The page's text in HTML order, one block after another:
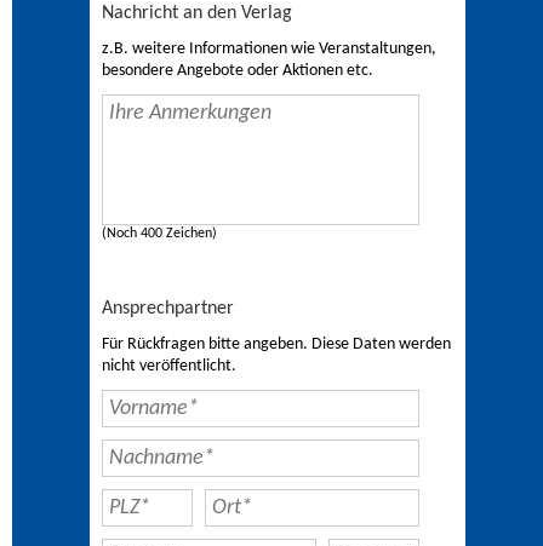
Nachricht an den Verlag
z.B. weitere Informationen wie Veranstaltungen,
besondere Angebote oder Aktionen etc.
(Noch 400 Zeichen)
Ansprechpartner
Für Rückfragen bitte angeben. Diese Daten werden
nicht veröffentlicht.